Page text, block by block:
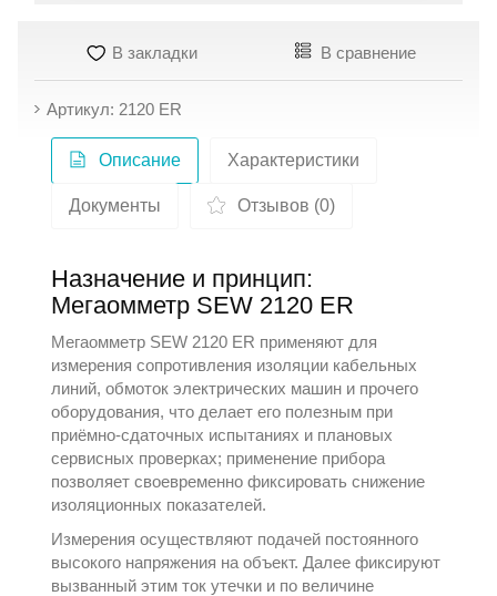
В закладки В сравнение
Артикул: 2120 ER
Описание Характеристики
Документы Отзывов (0)
Назначение и принцип:
Мегаомметр SEW 2120 ER
Мегаомметр SEW 2120 ER применяют для
измерения сопротивления изоляции кабельных
линий, обмоток электрических машин и прочего
оборудования, что делает его полезным при
приёмно-сдаточных испытаниях и плановых
сервисных проверках; применение прибора
позволяет своевременно фиксировать снижение
изоляционных показателей.
Измерения осуществляют подачей постоянного
высокого напряжения на объект. Далее фиксируют
вызванный этим ток утечки и по величине